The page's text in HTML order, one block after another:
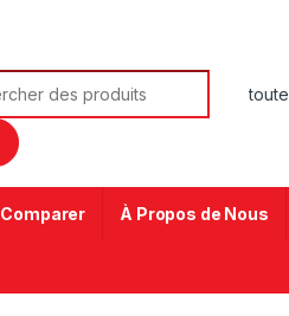
Comparer À Propos de Nous